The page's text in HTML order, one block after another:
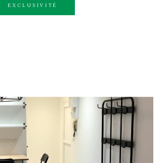
EXCLUSIVITÉ